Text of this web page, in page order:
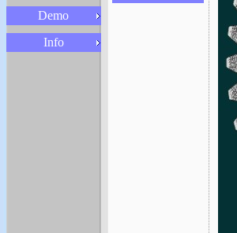
Demo
Info